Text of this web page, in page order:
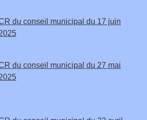
du conseil municipal du 17 juin
du conseil municipal du 27 mai